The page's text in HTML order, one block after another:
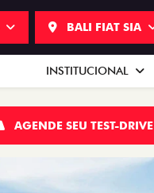
BALI FIAT SIA
INSTITUCIONAL
AGENDE SEU TEST-DRIVE